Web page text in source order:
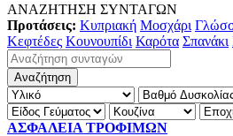
ΑΝΑΖΗΤΗΣΗ ΣΥΝΤΑΓΩΝ
Προτάσεις: Κυπριακή Μοσχάρι
Κεφτέδες Κουνουπίδι Καρότα Σπανάκι
ΑΣΦΑΛΕΙΑ ΤΡΟΦΙΜΩΝ